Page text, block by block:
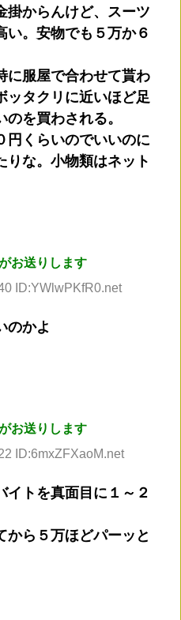
掛からんけど、スーツ
い。安物でも５万か６
に服屋で合わせて貰わ
ッタクリに近いほど足
を買わされる。
円くらいのでいいのに
りな。小物類はネット
お送りします
ID:YWlwPKfR0.net
のかよ
お送りします
ID:6mxZFXaoM.net
イトを真面目に１～２
から５万ほどパーッと